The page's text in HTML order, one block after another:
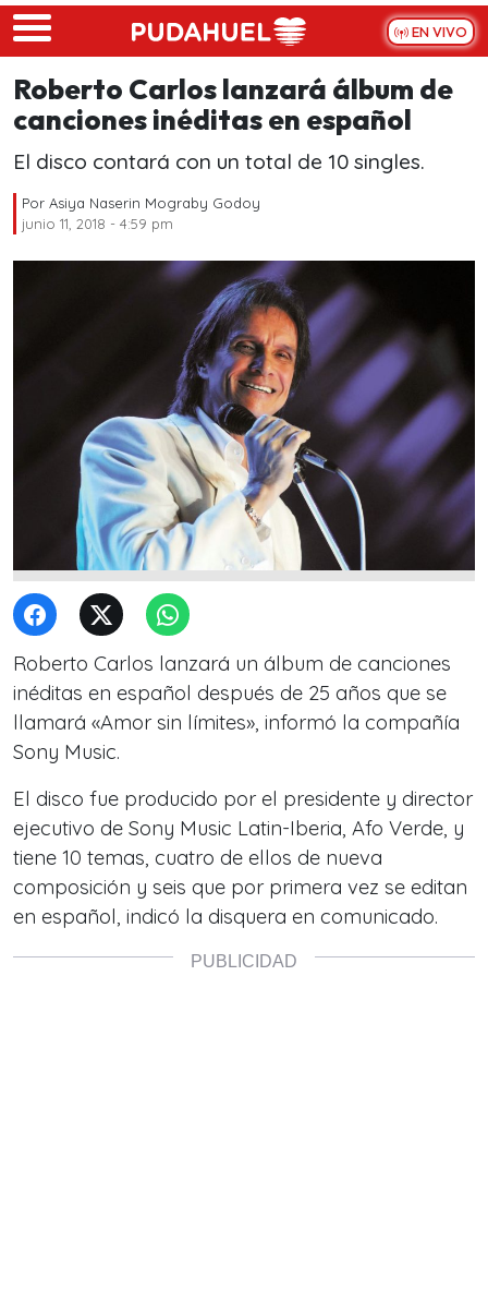
Skip to main content
EN VIVO
Roberto Carlos lanzará álbum de
canciones inéditas en español
El disco contará con un total de 10 singles.
Por Asiya Naserin Mograby Godoy
junio 11, 2018 - 4:59 pm
Roberto Carlos lanzará un álbum de canciones
inéditas en español después de 25 años que se
llamará «Amor sin límites», informó la compañía
Sony Music.
El disco fue producido por el presidente y director
ejecutivo de Sony Music Latin-Iberia, Afo Verde, y
tiene 10 temas, cuatro de ellos de nueva
composición y seis que por primera vez se editan
en español, indicó la disquera en comunicado.